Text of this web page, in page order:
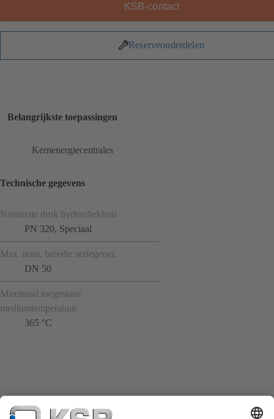
KSB-contact
Reserveonderdelen
Belangrijkste toepassingen
Kernenergiecentrales
Technische gegevens
Nominale druk hydrauliekhuis
PN 320, Speciaal
Max. nom. breedte seriegener.
DN 50
Maximaal toegestane
mediumtemperatuur
365 °C